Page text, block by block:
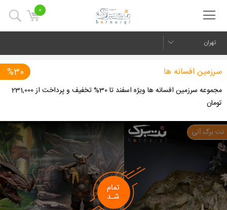
0
تهران
Next
%30 سرزمین افسانه ها
مجموعه سرزمین افسانه ها ویژه اسفند تا 30% تخفیف و پرداخت از 231,000
تومان